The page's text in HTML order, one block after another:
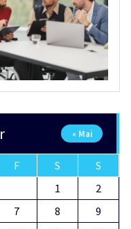
F S
S
1
2
7 8
9
« Mai